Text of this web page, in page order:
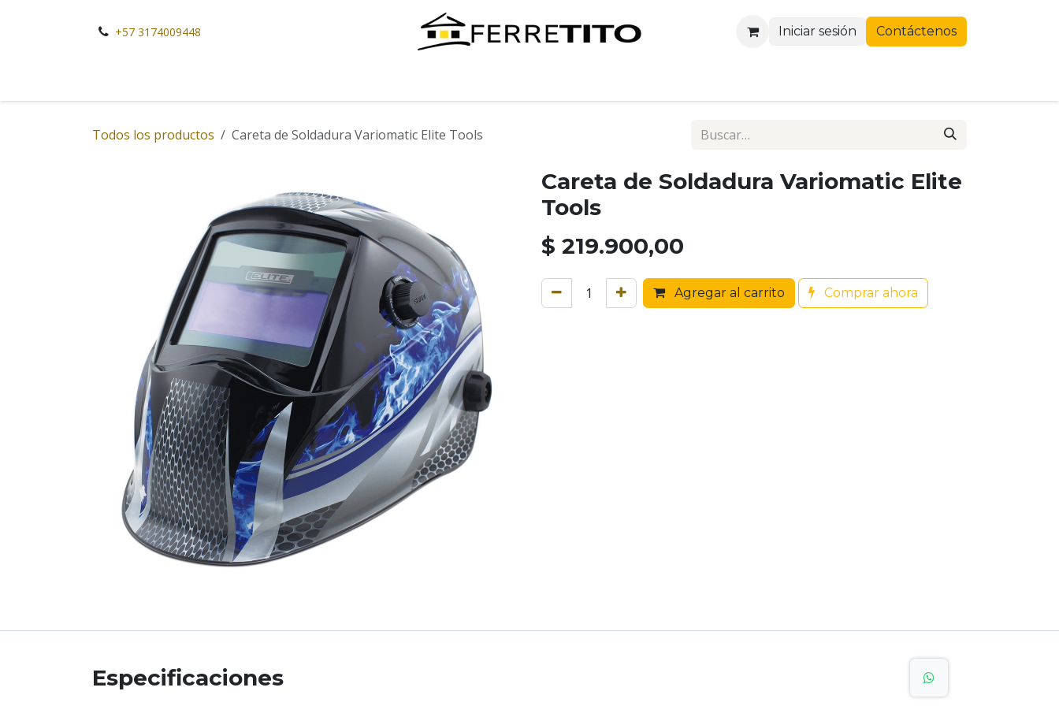
+57 3174009448
Iniciar sesión Contáctenos
Todos los productos Careta de Soldadura Variomatic Elite Tools
Careta de Soldadura Variomatic Elite
Tools
$ 219.900,00
Agregar al carrito Comprar ahora
Especificaciones